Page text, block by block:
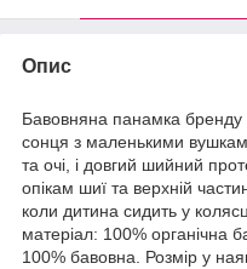
Опис
Бавовняна панамка
сонця з маленькими
та очі, і довгий шийний
опікам шиї та верхній
коли дитина сидить у
матеріал: 100% органічна
100% бавовна. Розмір у